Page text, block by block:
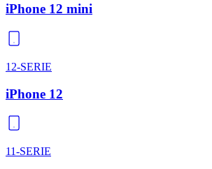
iPhone 12 mini
12-SERIE
iPhone 12
11-SERIE